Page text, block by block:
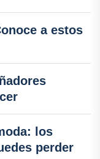
a estos
los
perder